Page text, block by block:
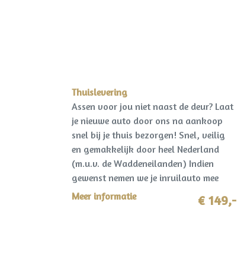
Thuislevering
Assen voor jou niet naast de deur? Laat
je nieuwe auto door ons na aankoop
snel bij je thuis bezorgen! Snel, veilig
en gemakkelijk door heel Nederland
(m.u.v. de Waddeneilanden) Indien
gewenst nemen we je inruilauto mee
terug! I.c.m. pakket Premium slechts
Meer informatie € 149,-